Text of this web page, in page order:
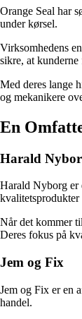
Orange Seal har
under kørsel.
Virksomhedens
sikre, at kunderne
Med deres lange
og mekanikere
En
Harald
Harald Nyborg er
Når det kommer
Deres fokus på
Jem og Fix
Jem og Fix er en
handel.